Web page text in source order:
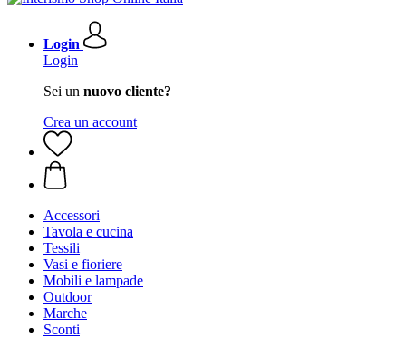
Login
Login
Sei un nuovo cliente?
Crea un account
Accessori
Tavola e cucina
Tessili
Vasi e fioriere
Mobili e lampade
Outdoor
Marche
Sconti